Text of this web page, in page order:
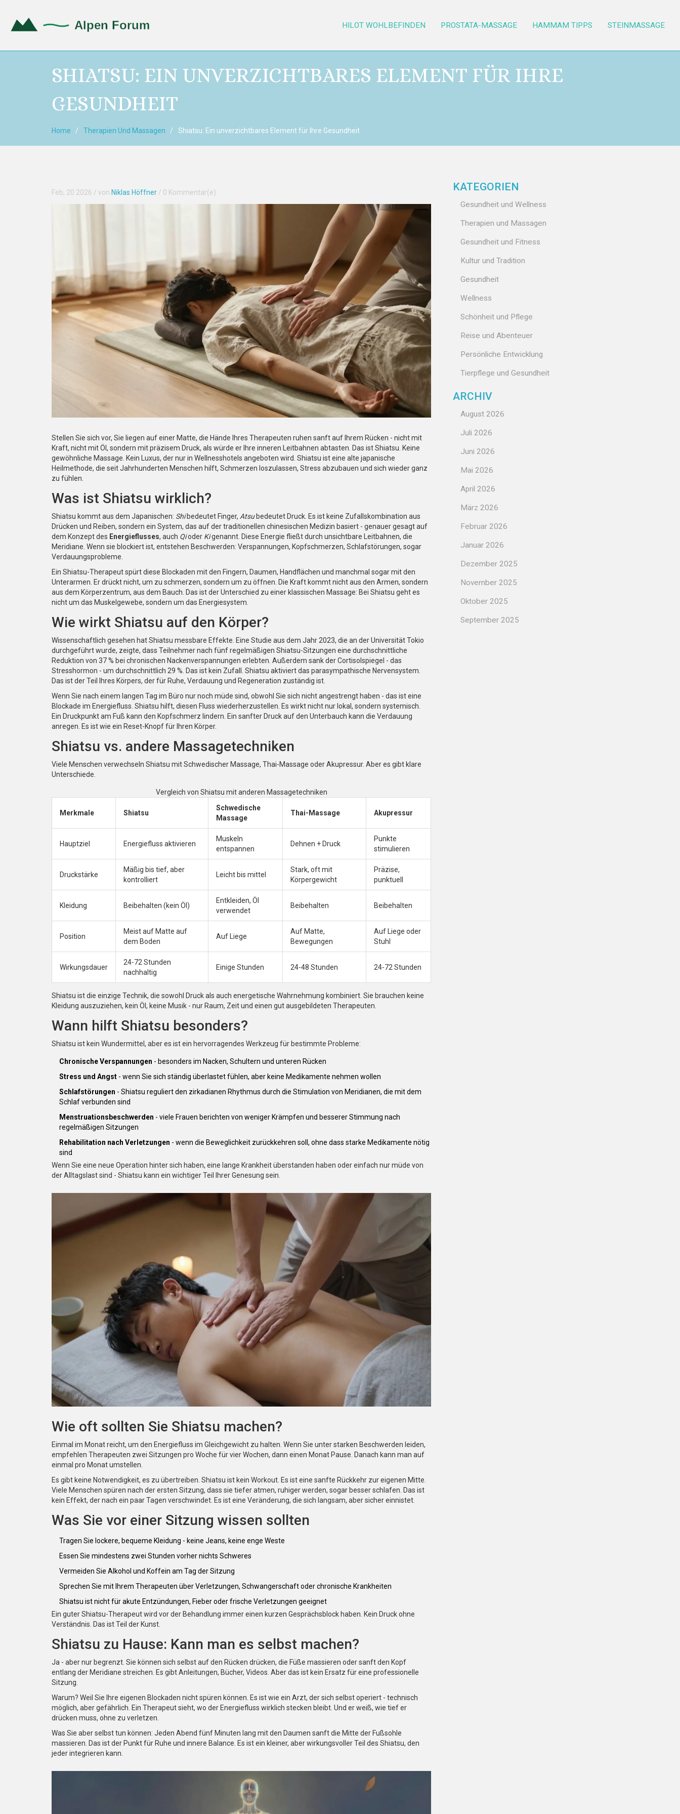
HILOT WOHLBEFINDEN PROSTATA-MASSAGE HAMMAM TIPPS STEINMASSAGE
SHIATSU: EIN UNVERZICHTBARES ELEMENT FÜR IHRE
GESUNDHEIT
Home Therapien Und Massagen Shiatsu: Ein unverzichtbares Element für Ihre Gesundheit
Feb, 20 2026 / von Niklas Höffner / 0 Kommentar(e)
Stellen Sie sich vor, Sie liegen auf einer Matte, die Hände Ihres Therapeuten ruhen sanft auf Ihrem Rücken - nicht mit
Kraft, nicht mit Öl, sondern mit präzisem Druck, als würde er Ihre inneren Leitbahnen abtasten. Das ist Shiatsu. Keine
gewöhnliche Massage. Kein Luxus, der nur in Wellnesshotels angeboten wird. Shiatsu ist eine alte japanische
Heilmethode, die seit Jahrhunderten Menschen hilft, Schmerzen loszulassen, Stress abzubauen und sich wieder ganz
zu fühlen.
Was ist Shiatsu wirklich?
Shiatsu kommt aus dem Japanischen: Shibedeutet Finger, Atsubedeutet Druck. Es ist keine Zufallskombination aus
Drücken und Reiben, sondern ein System, das auf der traditionellen chinesischen Medizin basiert - genauer gesagt auf
dem Konzept des Energieflusses, auch Qioder Kigenannt. Diese Energie fließt durch unsichtbare Leitbahnen, die
Meridiane. Wenn sie blockiert ist, entstehen Beschwerden: Verspannungen, Kopfschmerzen, Schlafstörungen, sogar
Verdauungsprobleme.
Ein Shiatsu-Therapeut spürt diese Blockaden mit den Fingern, Daumen, Handflächen und manchmal sogar mit den
Unterarmen. Er drückt nicht, um zu schmerzen, sondern um zu öffnen. Die Kraft kommt nicht aus den Armen, sondern
aus dem Körperzentrum, aus dem Bauch. Das ist der Unterschied zu einer klassischen Massage: Bei Shiatsu geht es
nicht um das Muskelgewebe, sondern um das Energiesystem.
Wie wirkt Shiatsu auf den Körper?
Wissenschaftlich gesehen hat Shiatsu messbare Effekte. Eine Studie aus dem Jahr 2023, die an der Universität Tokio
durchgeführt wurde, zeigte, dass Teilnehmer nach fünf regelmäßigen Shiatsu-Sitzungen eine durchschnittliche
Reduktion von 37 % bei chronischen Nackenverspannungen erlebten. Außerdem sank der Cortisolspiegel - das
Stresshormon - um durchschnittlich 29 %. Das ist kein Zufall. Shiatsu aktiviert das parasympathische Nervensystem.
Das ist der Teil Ihres Körpers, der für Ruhe, Verdauung und Regeneration zuständig ist.
Wenn Sie nach einem langen Tag im Büro nur noch müde sind, obwohl Sie sich nicht angestrengt haben - das ist eine
Blockade im Energiefluss. Shiatsu hilft, diesen Fluss wiederherzustellen. Es wirkt nicht nur lokal, sondern systemisch.
Ein Druckpunkt am Fuß kann den Kopfschmerz lindern. Ein sanfter Druck auf den Unterbauch kann die Verdauung
anregen. Es ist wie ein Reset-Knopf für Ihren Körper.
Shiatsu vs. andere Massagetechniken
Viele Menschen verwechseln Shiatsu mit Schwedischer Massage, Thai-Massage oder Akupressur. Aber es gibt klare
Unterschiede.
Vergleich von Shiatsu mit anderen Massagetechniken
Merkmale Shiatsu
Schwedische
Massage
Thai-Massage Akupressur
Hauptziel Energiefluss aktivieren
Muskeln
entspannen
Dehnen + Druck
Punkte
stimulieren
Druckstärke
Mäßig bis tief, aber
kontrolliert
Leicht bis mittel
Stark, oft mit
Körpergewicht
Präzise,
punktuell
Kleidung Beibehalten (kein Öl)
Entkleiden, Öl
verwendet
Beibehalten Beibehalten
Position
Meist auf Matte auf
dem Boden
Auf Liege
Auf Matte,
Bewegungen
Auf Liege oder
Stuhl
Wirkungsdauer
24-72 Stunden
nachhaltig
Einige Stunden 24-48 Stunden 24-72 Stunden
Shiatsu ist die einzige Technik, die sowohl Druck als auch energetische Wahrnehmung kombiniert. Sie brauchen keine
Kleidung auszuziehen, kein Öl, keine Musik - nur Raum, Zeit und einen gut ausgebildeten Therapeuten.
Wann hilft Shiatsu besonders?
Shiatsu ist kein Wundermittel, aber es ist ein hervorragendes Werkzeug für bestimmte Probleme:
Chronische Verspannungen - besonders im Nacken, Schultern und unteren Rücken
Stress und Angst - wenn Sie sich ständig überlastet fühlen, aber keine Medikamente nehmen wollen
Schlafstörungen - Shiatsu reguliert den zirkadianen Rhythmus durch die Stimulation von Meridianen, die mit dem
Schlaf verbunden sind
Menstruationsbeschwerden - viele Frauen berichten von weniger Krämpfen und besserer Stimmung nach
regelmäßigen Sitzungen
Rehabilitation nach Verletzungen - wenn die Beweglichkeit zurückkehren soll, ohne dass starke Medikamente nötig
sind
Wenn Sie eine neue Operation hinter sich haben, eine lange Krankheit überstanden haben oder einfach nur müde von
der Alltagslast sind - Shiatsu kann ein wichtiger Teil Ihrer Genesung sein.
Wie oft sollten Sie Shiatsu machen?
Einmal im Monat reicht, um den Energiefluss im Gleichgewicht zu halten. Wenn Sie unter starken Beschwerden leiden,
empfehlen Therapeuten zwei Sitzungen pro Woche für vier Wochen, dann einen Monat Pause. Danach kann man auf
einmal pro Monat umstellen.
Es gibt keine Notwendigkeit, es zu übertreiben. Shiatsu ist kein Workout. Es ist eine sanfte Rückkehr zur eigenen Mitte.
Viele Menschen spüren nach der ersten Sitzung, dass sie tiefer atmen, ruhiger werden, sogar besser schlafen. Das ist
kein Effekt, der nach ein paar Tagen verschwindet. Es ist eine Veränderung, die sich langsam, aber sicher einnistet.
Was Sie vor einer Sitzung wissen sollten
Tragen Sie lockere, bequeme Kleidung - keine Jeans, keine enge Weste
Essen Sie mindestens zwei Stunden vorher nichts Schweres
Vermeiden Sie Alkohol und Koffein am Tag der Sitzung
Sprechen Sie mit Ihrem Therapeuten über Verletzungen, Schwangerschaft oder chronische Krankheiten
Shiatsu ist nicht für akute Entzündungen, Fieber oder frische Verletzungen geeignet
Ein guter Shiatsu-Therapeut wird vor der Behandlung immer einen kurzen Gesprächsblock haben. Kein Druck ohne
Verständnis. Das ist Teil der Kunst.
Shiatsu zu Hause: Kann man es selbst machen?
Ja - aber nur begrenzt. Sie können sich selbst auf den Rücken drücken, die Füße massieren oder sanft den Kopf
entlang der Meridiane streichen. Es gibt Anleitungen, Bücher, Videos. Aber das ist kein Ersatz für eine professionelle
Sitzung.
Warum? Weil Sie Ihre eigenen Blockaden nicht spüren können. Es ist wie ein Arzt, der sich selbst operiert - technisch
möglich, aber gefährlich. Ein Therapeut sieht, wo der Energiefluss wirklich stecken bleibt. Und er weiß, wie tief er
drücken muss, ohne zu verletzen.
Was Sie aber selbst tun können: Jeden Abend fünf Minuten lang mit den Daumen sanft die Mitte der Fußsohle
massieren. Das ist der Punkt für Ruhe und innere Balance. Es ist ein kleiner, aber wirkungsvoller Teil des Shiatsu, den
jeder integrieren kann.
KATEGORIEN
Gesundheit und Wellness
Therapien und Massagen
Gesundheit und Fitness
Kultur und Tradition
Gesundheit
Wellness
Schönheit und Pflege
Reise und Abenteuer
Persönliche Entwicklung
Tierpflege und Gesundheit
ARCHIV
August 2026
Juli 2026
Juni 2026
Mai 2026
April 2026
März 2026
Februar 2026
Januar 2026
Dezember 2025
November 2025
Oktober 2025
September 2025